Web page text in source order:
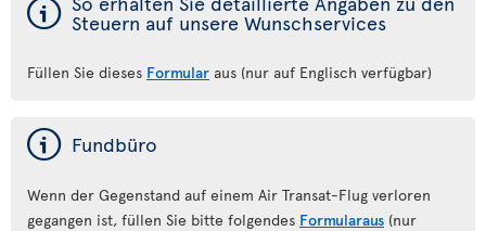
ý Steuern auf unsere Wunschservices
Füllen Sie dieses Formular aus (nur auf Englisch verfügbar)
ý Fundbüro
Wenn der Gegenstand auf einem Air Transat-Flug verloren
gegangen ist, füllen Sie bitte folgendes Formularaus (nur